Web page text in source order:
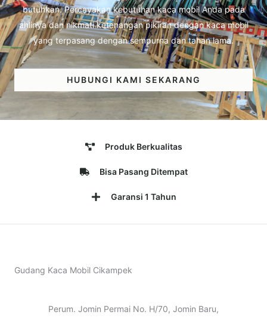
butuhkan. Percayakan kebutuhan kaca mobil Anda pada
ahlinya dan nikmati ketenangan pikiran dengan kaca mobil
yang terpasang dengan sempurna dan tahan lama.
HUBUNGI KAMI SEKARANG
Produk Berkualitas
Bisa Pasang Ditempat
Garansi 1 Tahun
Gudang Kaca Mobil Cikampek
Perum. Jomin Permai No. H/70, Jomin Baru,